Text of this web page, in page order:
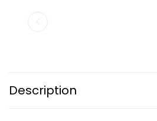
Description